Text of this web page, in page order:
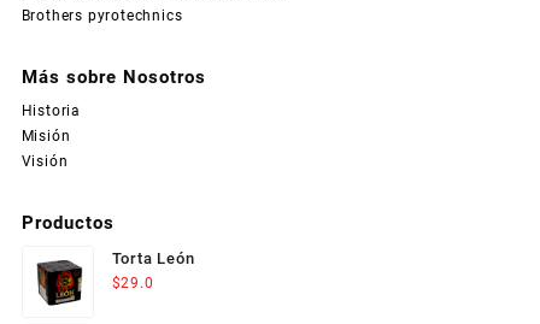
Brothers pyrotechnics
Más sobre Nosotros
Historia
Misión
Visión
Productos
Torta León
$29.0